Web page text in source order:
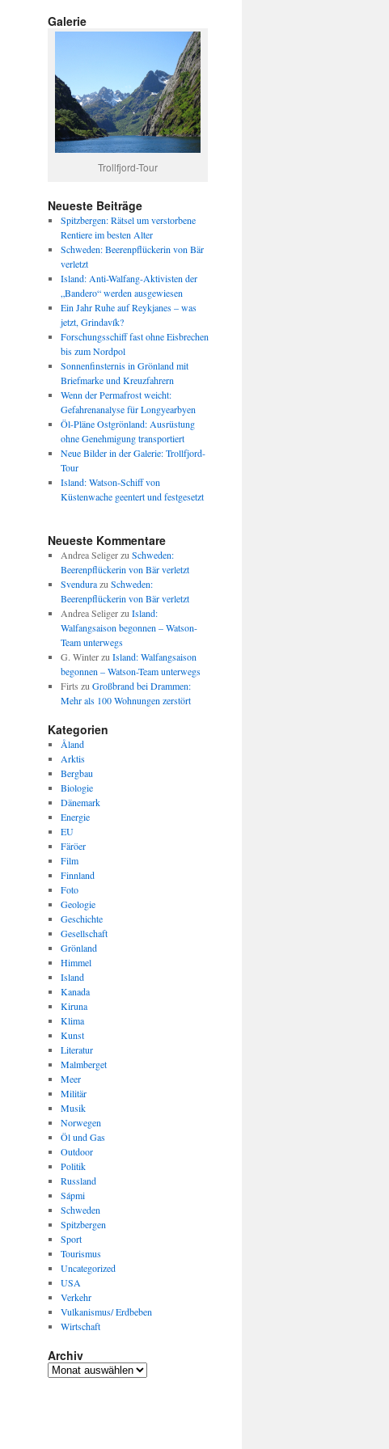
Galerie
Trollfjord-Tour
Neueste Beiträge
Spitzbergen: Rätsel um verstorbene
Rentiere im besten Alter
Schweden: Beerenpflückerin von Bär
verletzt
Island: Anti-Walfang-Aktivisten der
„Bandero“ werden ausgewiesen
Ein Jahr Ruhe auf Reykjanes – was
jetzt, Grindavík?
Forschungsschiff fast ohne Eisbrechen
bis zum Nordpol
Sonnenfinsternis in Grönland mit
Briefmarke und Kreuzfahrern
Wenn der Permafrost weicht:
Gefahrenanalyse für Longyearbyen
Öl-Pläne Ostgrönland: Ausrüstung
ohne Genehmigung transportiert
Neue Bilder in der Galerie: Trollfjord-
Tour
Island: Watson-Schiff von
Küstenwache geentert und festgesetzt
Neueste Kommentare
Andrea Seligerzu Schweden:
Beerenpflückerin von Bär verletzt
Svendurazu Schweden:
Beerenpflückerin von Bär verletzt
Andrea Seligerzu Island:
Walfangsaison begonnen – Watson-
Team unterwegs
G. Winterzu Island: Walfangsaison
begonnen – Watson-Team unterwegs
Firts zu Großbrand bei Drammen:
Mehr als 100 Wohnungen zerstört
Kategorien
Åland
Arktis
Bergbau
Biologie
Dänemark
Energie
EU
Färöer
Film
Finnland
Foto
Geologie
Geschichte
Gesellschaft
Grönland
Himmel
Island
Kanada
Kiruna
Klima
Kunst
Literatur
Malmberget
Meer
Militär
Musik
Norwegen
Öl und Gas
Outdoor
Politik
Russland
Sápmi
Schweden
Spitzbergen
Sport
Tourismus
Uncategorized
USA
Verkehr
Vulkanismus/ Erdbeben
Wirtschaft
Archiv
Archiv